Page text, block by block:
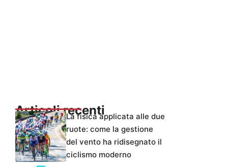
Articoli recentiLa fisica applicata alle due
ruote: come la gestione
del vento ha ridisegnato il
ciclismo moderno